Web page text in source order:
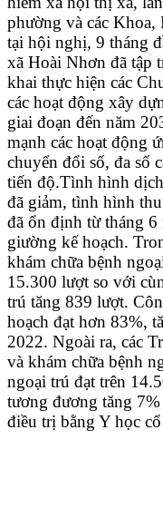
phường và các
tại hội nghị, 9 tháng
xã Hoài Nhơn đã tập
khai thực hiện các
các hoạt động xây
giai đoạn đến năm
mạnh các hoạt động
chuyển đổi số, đa số
tiến độ.Tình hình
đã giảm, tình hình
đã ổn định từ tháng 6
giường kế hoạch.
khám chữa bệnh
15.300 lượt so với
trú tăng 839 lượt.
hoạch đạt hơn 83%,
2022. Ngoài ra, các
và khám chữa bệnh
ngoại trú đạt trên
tương đương tăng
điều trị bằng Y học